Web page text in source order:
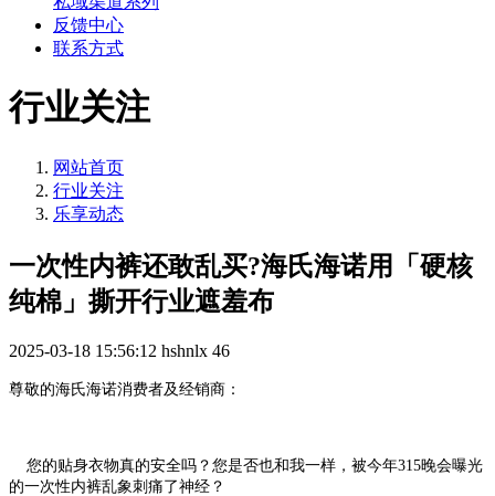
反馈中心
联系方式
行业关注
网站首页
行业关注
乐享动态
一次性内裤还敢乱买?海氏海诺用「硬核
纯棉」撕开行业遮羞布
2025-03-18 15:56:12 hshnlx 46
尊敬的海氏海诺消费者及经销商：
您的贴身衣物真的安全吗？您是否也和我一样，被今年315晚会曝光
的一次性内裤乱象刺痛了神经？